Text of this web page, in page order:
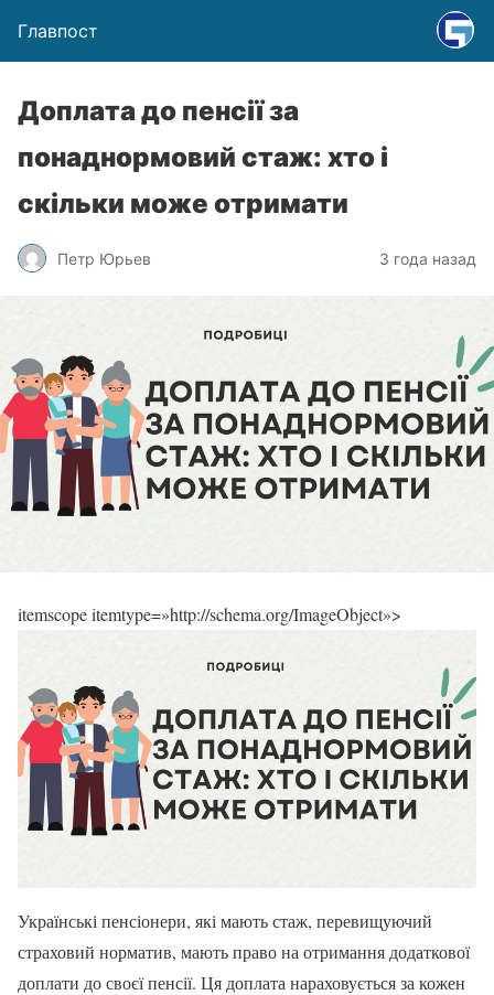
Главпост
Доплата до пенсії за
понаднормовий стаж: хто і
скільки може отримати
Петр Юрьев 3 года назад
itemscope itemtype=»http://schema.org/ImageObject»>
Українські пенсіонери, які мають стаж, перевищуючий
страховий норматив, мають право на отримання додаткової
доплати до своєї пенсії. Ця доплата нараховується за кожен